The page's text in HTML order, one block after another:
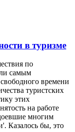
в туризме
по
самым
времени
туристских
этих
на работе
многим
Казалось бы, это